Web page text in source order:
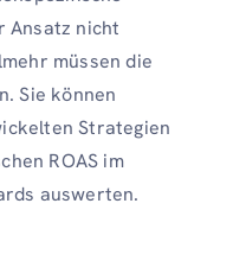
Ansatz nicht
müssen die
Sie können
Strategien
ROAS im
auswerten.